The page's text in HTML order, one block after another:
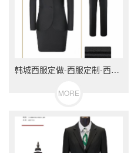
韩城西服定做-西服定制-西服订制-尼博斯町西服订做
MORE